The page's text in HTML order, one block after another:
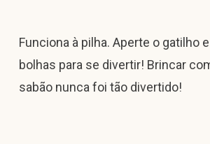
Funciona à pilha. Aperte o gatilho
bolhas para se divertir! Brincar
sabão nunca foi tão divertido!